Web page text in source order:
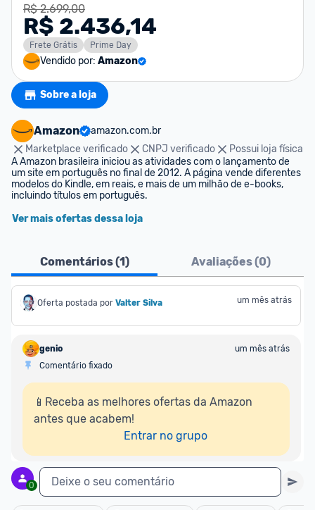
R$ 2.699,00
R$ 2.436,14
Frete Grátis Prime Day
Vendido por: Amazon
Sobre a loja
Amazon
amazon.com.br
Marketplace verificado
CNPJ verificado
Possui loja física
A Amazon brasileira iniciou as atividades com o lançamento de
um site em português no final de 2012. A página vende diferentes
modelos do Kindle, em reais, e mais de um milhão de e-books,
incluindo títulos em português.
Ver mais ofertas dessa loja
Comentários (1) Avaliações (0)
Oferta postada por Valter Silva um mês atrás
genio
um mês atrás
Comentário fixado
📱Receba as melhores ofertas da Amazon
antes que acabem!
Entrar no grupo
0 Deixe o seu comentário